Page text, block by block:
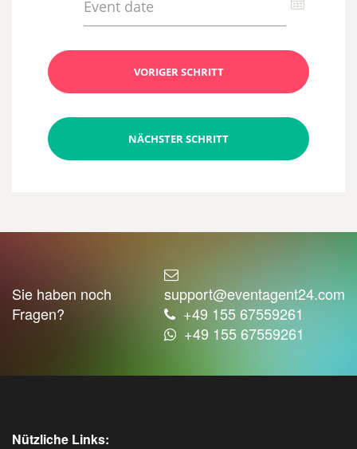
VORIGER SCHRITT
NÄCHSTER SCHRITT
Sie haben noch
Fragen?
support@eventagent24.com
+49 155 67559261
+49 155 67559261
Nützliche Links: